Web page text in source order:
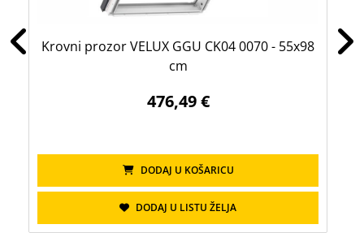
Krovni prozor VELUX GGU CK04 0070 - 55x98
cm
476,49 €
DODAJ U KOŠARICU
DODAJ U LISTU ŽELJA